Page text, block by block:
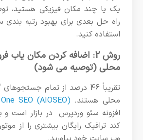
یک یا چند مکان فیزیکی هستید،
راه حل بعدی برای بهبود رتبه
استفاده کنید.
محلی (توصیه می شود)
تقریباً 46 درصد از تمام
محلی هستند. SEO (AIOSEO)
افزونه سئو وردپرس در بازار است
کند ترافیک رایگان بیشتری را از